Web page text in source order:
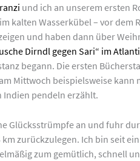
und ich an unserem ersten
kalten Wasserkübel – vor
und haben dann über
Dirndl gegen Sari“ im
begann. Die ersten
Mittwoch beispielsweise
Indien pendeln erzählt.
Glücksstrümpfe an und fuhr
zurückzulegen. Ich bin seit
zum gemütlich, schnell